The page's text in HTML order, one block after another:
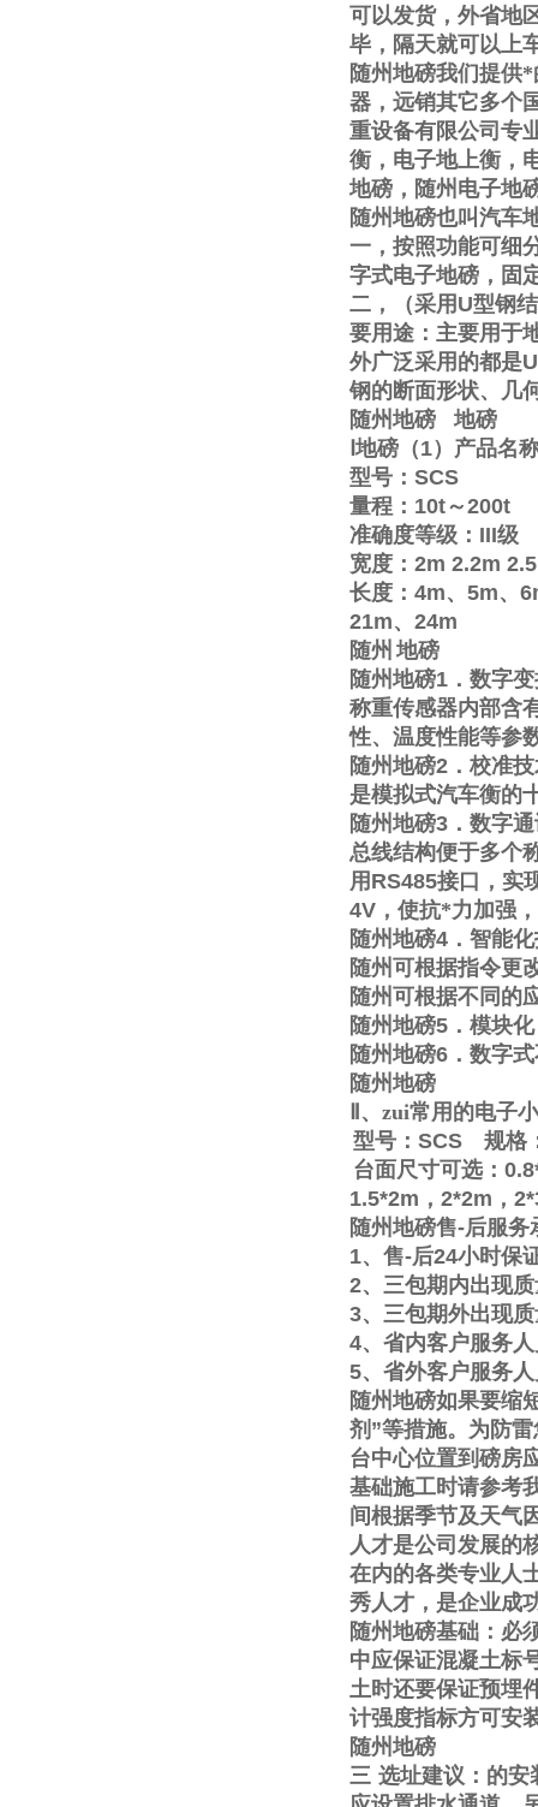
可以发货，外省地
毕，隔天就可以上
随州地磅我们提供
器，远销其它多个
重设备有限公司专
衡，电子地上衡，
地磅，随州电子地
随州地磅也叫汽车
一，按照功能可细
字式电子地磅，固
二，（采用 U型钢
要用途：主要用于
外广泛采用的都是U
钢的断面形状、几
随州地磅
地磅
地磅（1）产品名
型号： SCS
量程： 10t～200t
准确度等级： III级
宽度： 2m 2.2m
长度： 4m、 5m、
21m、 24m
随州 地磅
随州地磅1 ．数字
称重传感器内部含
性、温度性能等参
随州地磅2 ．校准
是模拟式汽车衡的
随州地磅3 ．数字
总线结构便于多个
用 RS485接口，实
4V ，使抗*力加强
随州地磅4 ．智能
随州可根据指令更
随州可根据不同的
随州地磅5 ．模块
随州地磅6 ．数字
随州地磅
、zui常用的电子
型号： SCS
规格
台面尺寸可选：
1.5*2m ， 2*2m ，
随州地磅售-后服务
1、售-后24小时保
2、三包期内出现
3、三包期外出现
4、省内客户服务
5、省外客户服务
随州地磅如果要缩
剂 ”等措施。为防
台中心位置到磅房
基础施工时请参考
间根据季节及天气
人才是公司发展的
在内的各类专业人
秀人才，是企业成
随州地磅基础：必
中应保证混凝土标
土时还要保证预埋
计强度指标方可安
随州地磅
三 选址建议：的安